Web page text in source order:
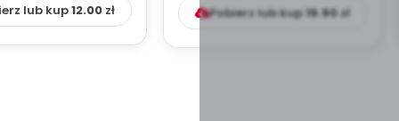
lub kup12.00zł Pobierz lub kup19.90 zł